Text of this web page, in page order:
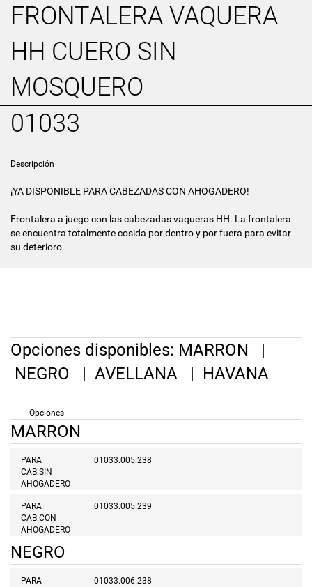
FRONTALERA VAQUERA
HH CUERO SIN
MOSQUERO
01033
Descripción
¡YA DISPONIBLE PARA CABEZADAS CON AHOGADERO!
Frontalera a juego con las cabezadas vaqueras HH. La frontalera
se encuentra totalmente cosida por dentro y por fuera para evitar
su deterioro.
Opciones disponibles: MARRON |
NEGRO | AVELLANA | HAVANA
Opciones
MARRON
PARA
CAB.SIN
AHOGADERO
01033.005.238
PARA
CAB.CON
AHOGADERO
01033.005.239
NEGRO
PARA
01033.006.238